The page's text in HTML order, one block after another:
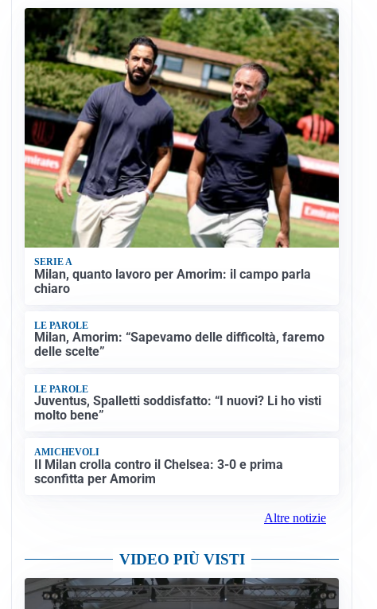
SERIE A
Milan, quanto lavoro per Amorim: il campo parla
chiaro
LE PAROLE
Milan, Amorim: “Sapevamo delle difficoltà, faremo
delle scelte”
LE PAROLE
Juventus, Spalletti soddisfatto: “I nuovi? Li ho visti
molto bene”
AMICHEVOLI
Il Milan crolla contro il Chelsea: 3-0 e prima
sconfitta per Amorim
Altre notizie
VIDEO PIÙ VISTI